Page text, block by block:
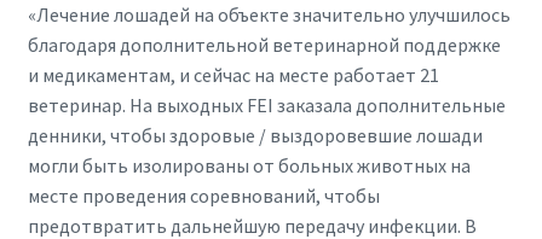
«Лечение лошадей на объекте значительно улучшилось
благодаря дополнительной ветеринарной поддержке
и медикаментам, и сейчас на месте работает 21
ветеринар. На выходных FEI заказала дополнительные
денники, чтобы здоровые / выздоровевшие лошади
могли быть изолированы от больных животных на
месте проведения соревнований, чтобы
предотвратить дальнейшую передачу инфекции. В